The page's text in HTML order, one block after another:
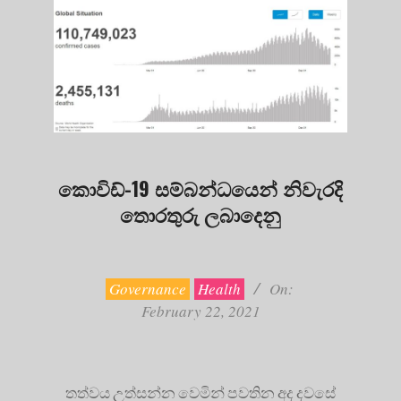
කොවිඩ්-19 සම්බන්ධයෙන් නිවැරදි
තොරතුරු ලබාදෙනු
Governance Health
On:
February 22, 2021
තත්වය උත්සන්න වෙමින් පවතින අද දවසේ